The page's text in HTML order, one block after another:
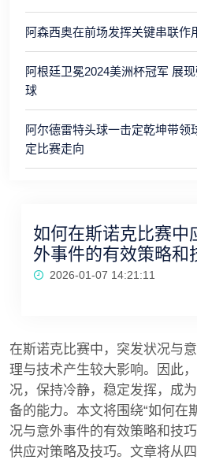
阿森西奥在前场发挥关键串联作
阿根廷卫冕2024美洲杯冠军 展
球
阿尔德雷特头球一击定乾坤带领
定比赛走向
如何在斯诺克比赛中
外事件的有效策略和
2026-01-07 14:21:11
在斯诺克比赛中，突发状况与
理与技术产生较大影响。因此
况，保持冷静，稳定发挥，成
备的能力。本文将围绕“如何在
况与意外事件的有效策略和技
供应对策略及技巧。文章将从